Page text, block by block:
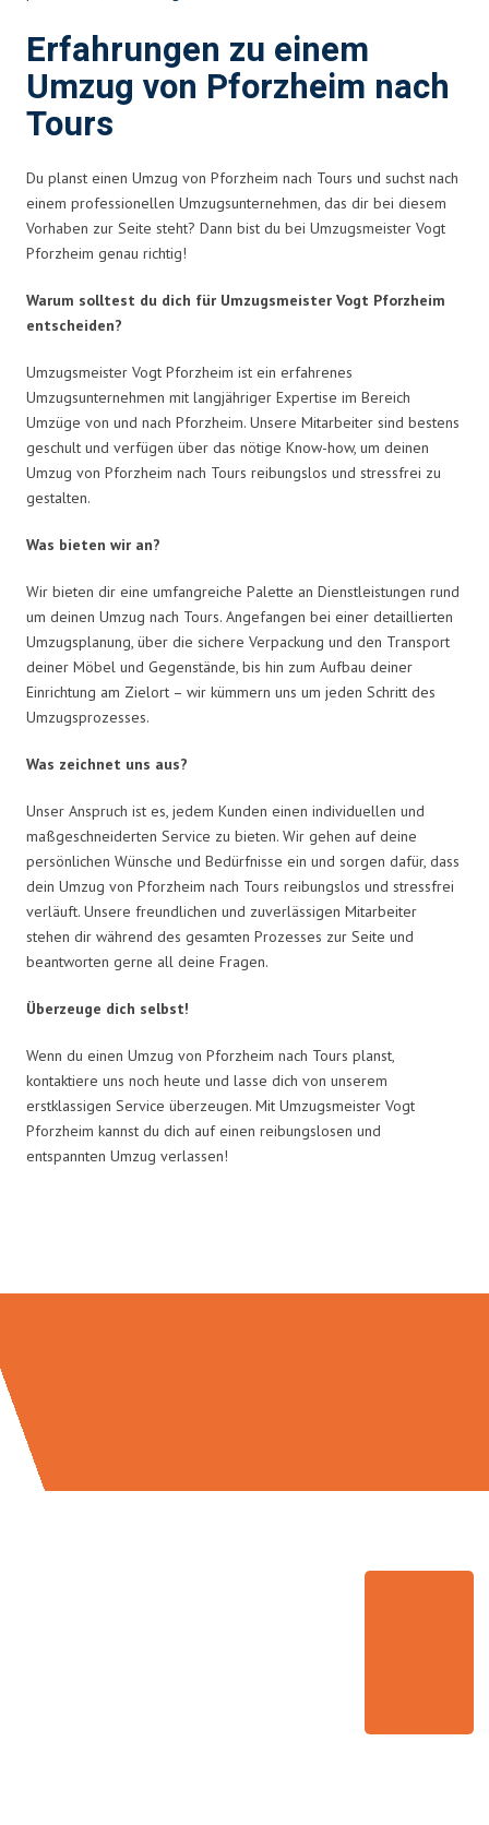
Erfahrungen zu einem
Umzug von Pforzheim nach
Tours
Du planst einen Umzug von Pforzheim nach Tours und suchst nach
einem professionellen Umzugsunternehmen, das dir bei diesem
Vorhaben zur Seite steht? Dann bist du bei Umzugsmeister Vogt
Pforzheim genau richtig!
Warum solltest du dich für Umzugsmeister Vogt Pforzheim
entscheiden?
Umzugsmeister Vogt Pforzheim ist ein erfahrenes
Umzugsunternehmen mit langjähriger Expertise im Bereich
Umzüge von und nach Pforzheim. Unsere Mitarbeiter sind bestens
geschult und verfügen über das nötige Know-how, um deinen
Umzug von Pforzheim nach Tours reibungslos und stressfrei zu
gestalten.
Was bieten wir an?
Wir bieten dir eine umfangreiche Palette an Dienstleistungen rund
um deinen Umzug nach Tours. Angefangen bei einer detaillierten
Umzugsplanung, über die sichere Verpackung und den Transport
deiner Möbel und Gegenstände, bis hin zum Aufbau deiner
Einrichtung am Zielort – wir kümmern uns um jeden Schritt des
Umzugsprozesses.
Was zeichnet uns aus?
Unser Anspruch ist es, jedem Kunden einen individuellen und
maßgeschneiderten Service zu bieten. Wir gehen auf deine
persönlichen Wünsche und Bedürfnisse ein und sorgen dafür, dass
dein Umzug von Pforzheim nach Tours reibungslos und stressfrei
verläuft. Unsere freundlichen und zuverlässigen Mitarbeiter
stehen dir während des gesamten Prozesses zur Seite und
beantworten gerne all deine Fragen.
Überzeuge dich selbst!
Wenn du einen Umzug von Pforzheim nach Tours planst,
kontaktiere uns noch heute und lasse dich von unserem
erstklassigen Service überzeugen. Mit Umzugsmeister Vogt
Pforzheim kannst du dich auf einen reibungslosen und
entspannten Umzug verlassen!